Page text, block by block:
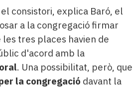
consistori, explica Baró, el
a la congregació firmar
les tres places havien de
d'acord amb la
. Una possibilitat, però, que
la congregació davant la